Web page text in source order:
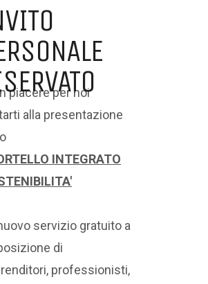
piacere per noi
alla presentazione
INTEGRATO
servizio gratuito a
di
professionisti,